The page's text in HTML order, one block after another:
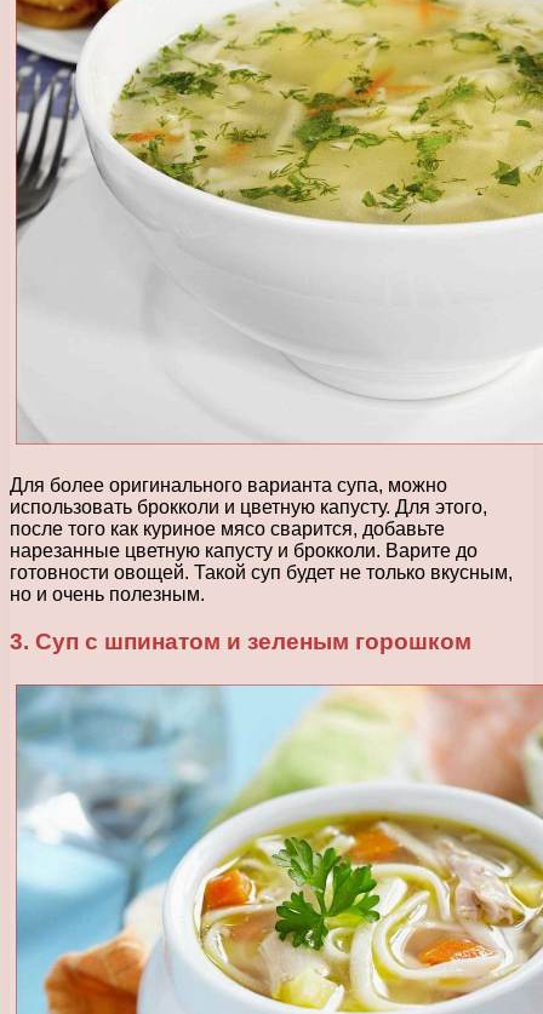
Для более оригинального варианта супа, можно
использовать брокколи и цветную капусту. Для этого,
после того как куриное мясо сварится, добавьте
нарезанные цветную капусту и брокколи. Варите до
готовности овощей. Такой суп будет не только вкусным,
но и очень полезным.
3. Суп с шпинатом и зеленым горошком